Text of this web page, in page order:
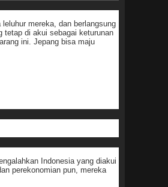
mereka, dan berlangsung
tetap di akui sebagai keturunan
ini. Jepang bisa maju
Indonesia yang diakui
perekonomian pun, mereka